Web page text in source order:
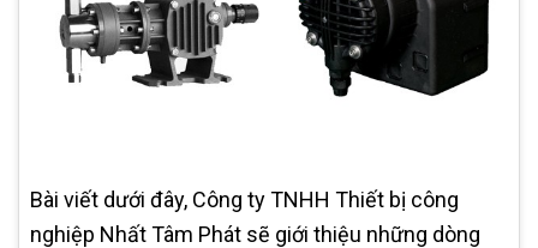
Bài viết dưới đây, Công ty TNHH Thiết bị công
nghiệp Nhất Tâm Phát sẽ giới thiệu những dòng